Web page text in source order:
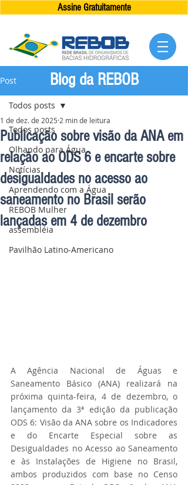
Assine Gratuitamente
Post
Todos posts
Olhando para Água
Notícias
Aprendendo com a Água
REBOB Mulher
assembléia
Pavilhão Latino-Americano
Todos posts
Publicação sobre visão da ANA em
relação ao ODS 6 e encarte sobre
desigualdades no acesso ao
saneamento no Brasil serão
lançadas em 4 de dezembro
1 de dez. de 2025 2 min de leitura
A Agência Nacional de Águas e
Saneamento Básico (ANA) realizará na
próxima quinta-feira, 4 de dezembro, o
lançamento da 3ª edição da publicação
ODS 6: Visão da ANA sobre os Indicadores
e do Encarte Especial sobre as
Desigualdades no Acesso ao Saneamento
e às Instalações de Higiene no Brasil,
ambos produzidos com base no Censo
Blog da REBOB